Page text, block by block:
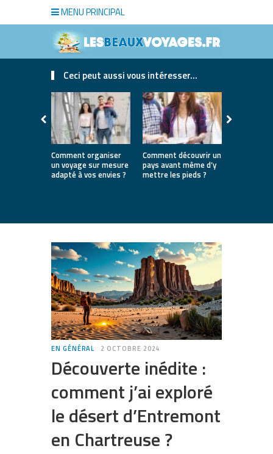
MENU PRINCIPAL
Ceci peut aussi vous intéresser...
Comment organiser
un voyage sur mesure
adapté à vos envies ?
Comment découvrir un
pays avant même d’y
mettre les pieds ?
EN GÉNÉRAL 2 OCTOBRE 2024
Découverte inédite :
comment j’ai exploré
le désert d’Entremont
en Chartreuse ?